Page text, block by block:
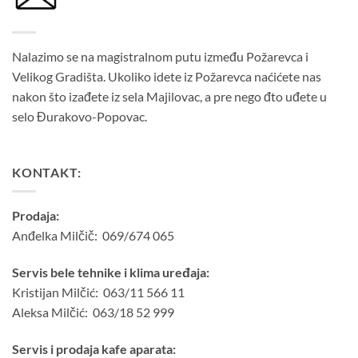
Nalazimo se na magistralnom putu između Požarevca i
Velikog Gradišta. Ukoliko idete iz Požarevca naćićete nas
nakon što izađete iz sela Majilovac, a pre nego đto uđete u
selo Đurakovo-Popovac.
KONTAKT:
Prodaja:
Anđelka Milčič: 069/674 065
Servis bele tehnike i klima uređaja:
Kristijan Milčić: 063/11 566 11
Aleksa Milčić: 063/18 52 999
Servis i prodaja kafe aparata: